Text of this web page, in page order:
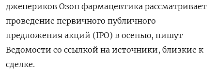
дженериков Озон фармацевтика рассматривает
проведение первичного публичного
предложения акций (IPO) в осенью, пишут
Ведомости со ссылкой на источники, близкие к
сделке.